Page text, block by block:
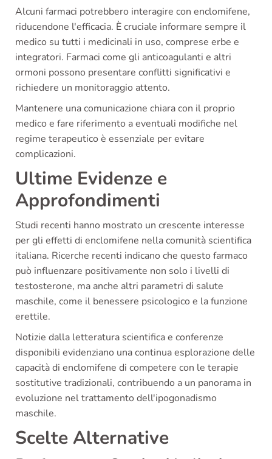
Alcuni farmaci potrebbero interagire con enclomifene,
riducendone l'efficacia. È cruciale informare sempre il
medico su tutti i medicinali in uso, comprese erbe e
integratori. Farmaci come gli anticoagulanti e altri
ormoni possono presentare conflitti significativi e
richiedere un monitoraggio attento.
Mantenere una comunicazione chiara con il proprio
medico e fare riferimento a eventuali modifiche nel
regime terapeutico è essenziale per evitare
complicazioni.
Ultime Evidenze e
Approfondimenti
Studi recenti hanno mostrato un crescente interesse
per gli effetti di enclomifene nella comunità scientifica
italiana. Ricerche recenti indicano che questo farmaco
può influenzare positivamente non solo i livelli di
testosterone, ma anche altri parametri di salute
maschile, come il benessere psicologico e la funzione
erettile.
Notizie dalla letteratura scientifica e conferenze
disponibili evidenziano una continua esplorazione delle
capacità di enclomifene di competere con le terapie
sostitutive tradizionali, contribuendo a un panorama in
evoluzione nel trattamento dell'ipogonadismo
maschile.
Scelte Alternative